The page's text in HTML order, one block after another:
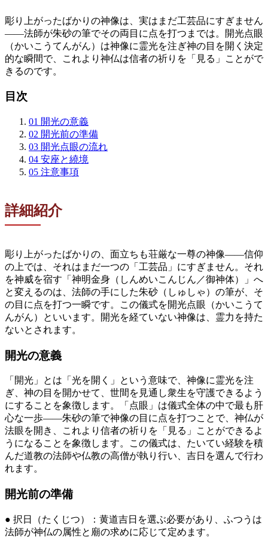
彫り上がったばかりの神像は、実はまだ工芸品にすぎません
——法師が朱砂の筆でその両目に点を打つまでは。開光点眼
（かいこうてんがん）は神像に霊光を注ぎ神の目を開く決定
的な瞬間で、これより神仏は信者の祈りを「見る」ことがで
きるのです。
目次
01 開光の意義
02 開光前の準備
03 開光点眼の流れ
04 安座と繞境
05 注意事項
詳細紹介
彫り上がったばかりの、面立ちも荘厳な一尊の神像——信仰
の上では、それはまだ一つの「工芸品」にすぎません。それ
を神威を宿す「神明金身（しんめいこんじん／御神体）」へ
と変えるのは、法師の手にした朱砂（しゅしゃ）の筆が、そ
の目に点を打つ一瞬です。この儀式を開光点眼（かいこうて
んがん）といいます。開光を経ていない神像は、霊力を持た
ないとされます。
開光の意義
「開光」とは「光を開く」という意味で、神像に霊光を注
ぎ、神の目を開かせて、世間を見通し衆生を守護できるよう
にすることを象徴します。「点眼」は儀式全体の中で最も肝
心な一歩——朱砂の筆で神像の目に点を打つことで、神仏が
法眼を開き、これより信者の祈りを「見る」ことができるよ
うになることを象徴します。この儀式は、たいてい経験を積
んだ道教の法師や仏教の高僧が執り行い、吉日を選んで行わ
れます。
開光前の準備
● 択日（たくじつ）：黄道吉日を選ぶ必要があり、ふつうは
法師が神仏の属性と廟の求めに応じて定めます。